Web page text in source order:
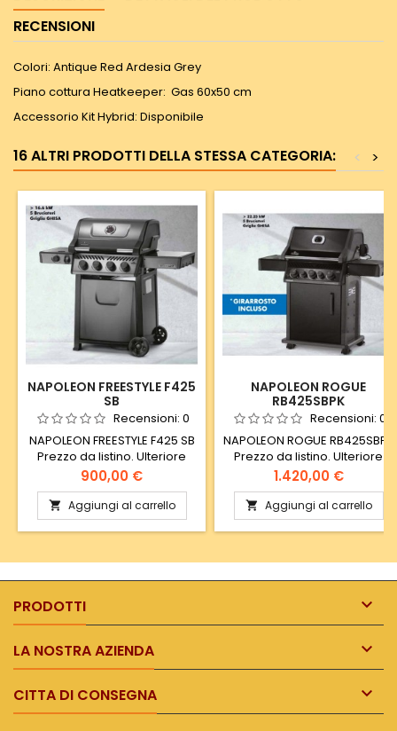
RECENSIONI
Colori: Antique Red Ardesia Grey
Piano cottura Heatkeeper: Gas 60x50 cm
Accessorio Kit Hybrid: Disponibile
16 ALTRI PRODOTTI DELLA STESSA CATEGORIA: >
<
NAPOLEON FREESTYLE F425
SB
Recensioni: 0
NAPOLEON FREESTYLE F425 SB
Prezzo da listino. Ulteriore
sconto effettuabile presso
punto vendita.
Prezzo
900,00 €
 Aggiungi al carrello
NAPOLEON ROGUE
RB425SBPK
Recensioni: 0
NAPOLEON ROGUE RB425SBPK
Prezzo da listino. Ulteriore
sconto applicabile presso
punto vendita.
Prezzo
1.420,00 €
 Aggiungi al carrello
PRODOTTI 
LA NOSTRA AZIENDA 
CITTA DI CONSEGNA 